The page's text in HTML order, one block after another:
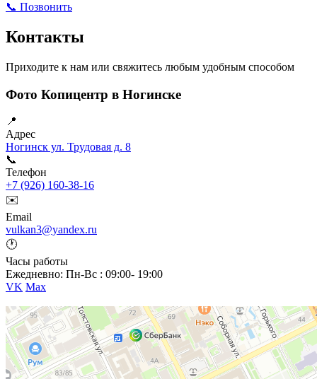
📞 Позвонить
Контакты
Приходите к нам или свяжитесь любым удобным способом
Фото Копицентр в Ногинске
📍
Адрес
Ногинск ул. Трудовая д. 8
📞
Телефон
+7 (926) 160-38-16
✉️
Email
vulkan3@yandex.ru
🕐
Часы работы
Ежедневно: Пн-Вс : 09:00- 19:00
VK Max